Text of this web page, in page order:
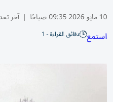
10 مايو 2026 09:35 صباحًا | آخر
استمع دقائق القراءة - 1